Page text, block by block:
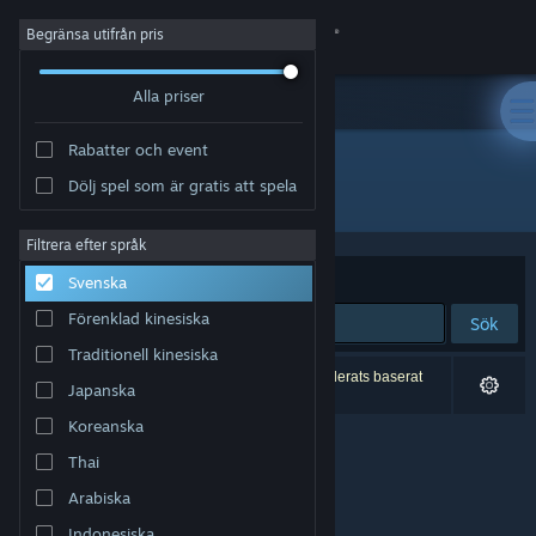
Logga in
Om
Support
Byt språk
Skaffa Steams mobilapp
Se skrivbordswebbplats
Begränsa utifrån pris
Alla priser
Rabatter och event
Dölj spel som är gratis att spela
Filtrera efter språk
Svenska
Förenklad kinesiska
Traditionell kinesiska
Japanska
Koreanska
Thai
Arabiska
Utvecklare: Flyover Zone
Sortera efter Relevans
Sök
0 träffar matchade din sökning. 2 titlar har exkluderats baserat
på dina preferenser.